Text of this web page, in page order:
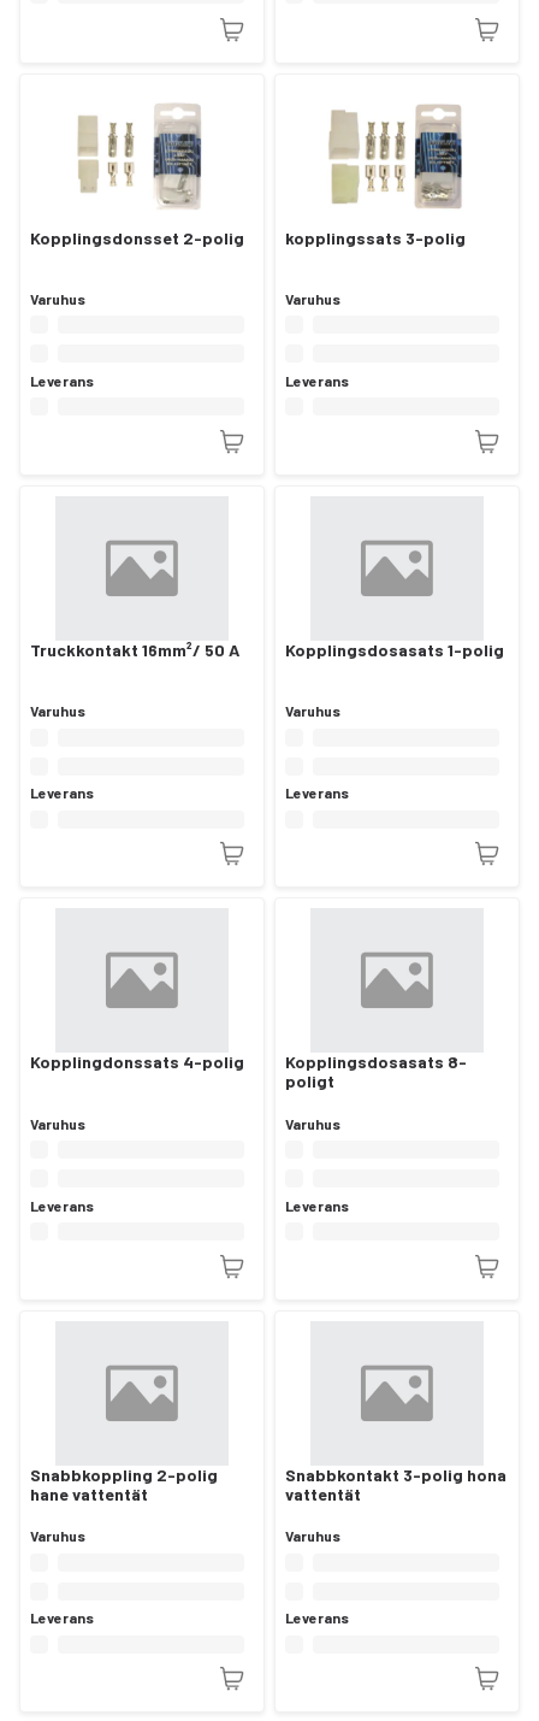
Kopplingsdonsset 2-polig
Varuhus
Leverans
kopplingssats 3-polig
Varuhus
Leverans
Truckkontakt 16mm²/ 50 A
Varuhus
Leverans
Kopplingsdosasats 1-polig
Varuhus
Leverans
Kopplingdonssats 4-polig
Varuhus
Leverans
Kopplingsdosasats 8-
poligt
Varuhus
Leverans
Snabbkoppling 2-polig
hane vattentät
Varuhus
Leverans
Snabbkontakt 3-polig hona
vattentät
Varuhus
Leverans